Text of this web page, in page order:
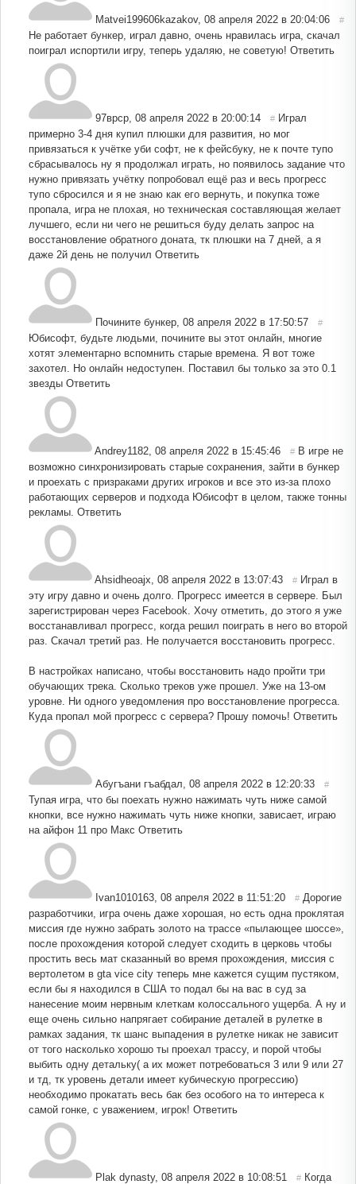
Matvei199606kazakov, 08 апреля 2022 в 20:04:06 #
Не работает бункер, играл давно, очень нравилась игра, скачал
поиграл испортили игру, теперь удаляю, не советую! Ответить
97врср 08 апреля 2022 в 20:00:14 # Играл
примерно 3-4 дня купил плюшки для развития, но мог
привязаться к учётке уби софт, не к фейсбуку, не к почте тупо
сбрасывалось ну я продолжал играть, но появилось задание что
нужно привязать учётку попробовал ещё раз и весь прогресс
тупо сбросился и я не знаю как его вернуть, и покупка тоже
пропала, игра не плохая, но техническая составляющая желает
лучшего, если ни чего не решиться буду делать запрос на
восстановление обратного доната, тк плюшки на 7 дней, а я
даже 2й день не получил Ответить
Почините бункер 08 апреля 2022 в 17:50:57 #
Юбисофт, будьте людьми, почините вы этот онлайн, многие
хотят элементарно вспомнить старые времена. Я вот тоже
захотел. Но онлайн недоступен. Поставил бы только за это 0.1
звезды Ответить
Andrey1182 08 апреля 2022 в 15:45:46 # В игре не
возможно синхронизировать старые сохранения, зайти в бункер
и проехать с призраками других игроков и все это из-за плохо
работающих серверов и подхода Юбисофт в целом, также тонны
рекламы. Ответить
Ahsidheoajx 08 апреля 2022 в 13:07:43 # Играл в
эту игру давно и очень долго. Прогресс имеется в сервере. Был
зарегистрирован через Facebook. Хочу отметить, до этого я уже
восстанавливал прогресс, когда решил поиграть в него во второй
раз. Скачал третий раз. Не получается восстановить прогресс.
В настройках написано, чтобы восстановить надо пройти три
обучающих трека. Сколько треков уже прошел. Уже на 13-ом
уровне. Ни одного уведомления про восстановление прогресса.
Куда пропал мой прогресс с сервера? Прошу помочь! Ответить
Абугъани гъабдал 08 апреля 2022 в 12:20:33 #
Тупая игра, что бы поехать нужно нажимать чуть ниже самой
кнопки, все нужно нажимать чуть ниже кнопки, зависает, играю
на айфон 11 про Макс Ответить
Ivan1010163 08 апреля 2022 в 11:51:20 # Дорогие
разработчики, игра очень даже хорошая, но есть одна проклятая
миссия где нужно забрать золото на трассе «пылающее шоссе»,
после прохождения которой следует сходить в церковь чтобы
простить весь мат сказанный во время прохождения, миссия с
вертолетом в gta vice city теперь мне кажется сущим пустяком,
если бы я находился в США то подал бы на вас в суд за
нанесение моим нервным клеткам колоссального ущерба. А ну и
еще очень сильно напрягает собирание деталей в рулетке в
рамках задания, тк шанс выпадения в рулетке никак не зависит
от того насколько хорошо ты проехал трассу, и порой чтобы
выбить одну детальку( а их может потребоваться 3 или 9 или 27
и тд, тк уровень детали имеет кубическую прогрессию)
необходимо прокатать весь бак без особого на то интереса к
самой гонке, с уважением, игрок! Ответить
Plak dynasty, 08 апреля 2022 в 10:08:51 # Когда